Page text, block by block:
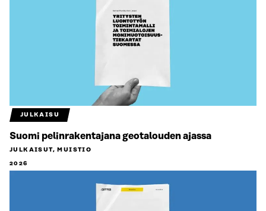
JULKAISU
Suomi pelinrakentajana geotalouden ajassa
JULKAISUT, MUISTIO
2026